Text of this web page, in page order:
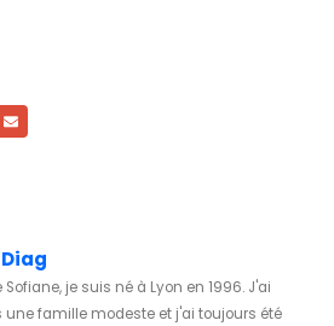
Diag
je suis né à Lyon en 1996. J'ai
famille modeste et j'ai toujours été